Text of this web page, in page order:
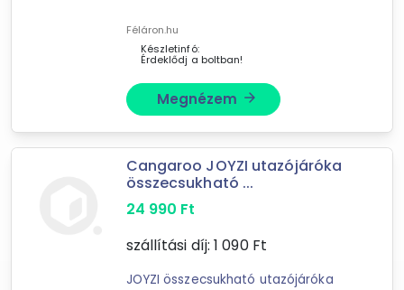
Mást is keresel? Válogass a Depo teljes
tovább válogatok »
megsérülhetnek, például a lépcsőhöz
vagy a konnektorokhoz. ...
Féláron.hu
Készletinfó:
Érdeklődj a boltban!
Megnézem arrow_forward
Cangaroo JOYZI utazójáróka
összecsukható ...
24 990 Ft
szállítási díj: 1 090Ft
JOYZI összecsukható utazójáróka